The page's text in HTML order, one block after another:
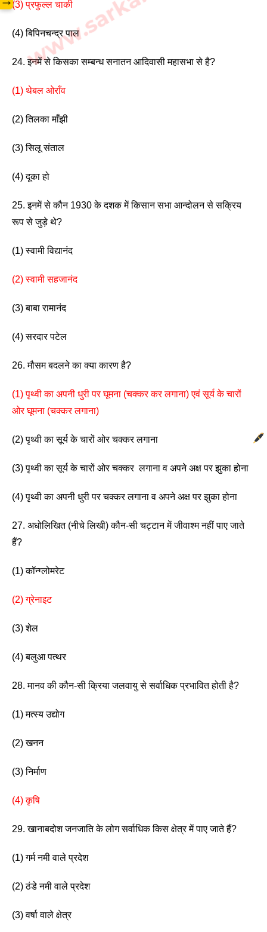
(3) प्रफुल्ल चाकी
(4) बिपिनचन्द्र पाल
24. इनमें से किसका सम्बन्ध सनातन आदिवासी महासभा से है?
(1) थेबल ओराँव
(2) तिलका माँझी
(3) सिलू संताल
(4) दूका हो
25. इनमें से कौन 1930 के दशक में किसान सभा आन्दोलन से सक्रिय
रूप से जुड़े थे?
(1) स्वामी विद्यानंद
(2) स्वामी सहजानंद
(3) बाबा रामानंद
(4) सरदार पटेल
26. मौसम बदलने का क्या कारण है?
(1) पृथ्वी का अपनी धुरी पर घूमना (चक्कर कर लगाना) एवं सूर्य के चारों
ओर घूमना (चक्कर लगाना)
(2) पृथ्वी का सूर्य के चारों ओर चक्कर लगाना
(3) पृथ्वी का सूर्य के चारों ओर चक्कर  लगाना व अपने अक्ष पर झुका होना
(4) पृथ्वी का अपनी धुरी पर चक्कर लगाना व अपने अक्ष पर झुका होना
27. अधोलिखित (नीचे लिखी) कौन-सी चट्टान में जीवाश्म नहीं पाए जाते
हैं?
(1) कॉन्ग्लोमरेट
(2) ग्रेनाइट
(3) शेल
(4) बलुआ पत्थर
28. मानव की कौन-सी क्रिया जलवायु से सर्वाधिक प्रभावित होती है?
(1) मत्स्य उद्योग
(2) खनन
(3) निर्माण
(4) कृषि
29. खानाबदोश जनजाति के लोग सर्वाधिक किस क्षेत्र में पाए जाते हैं?
(1) गर्म नमी वाले प्रदेश
(2) ठंडे नमी वाले प्रदेश
(3) वर्षा वाले क्षेत्र